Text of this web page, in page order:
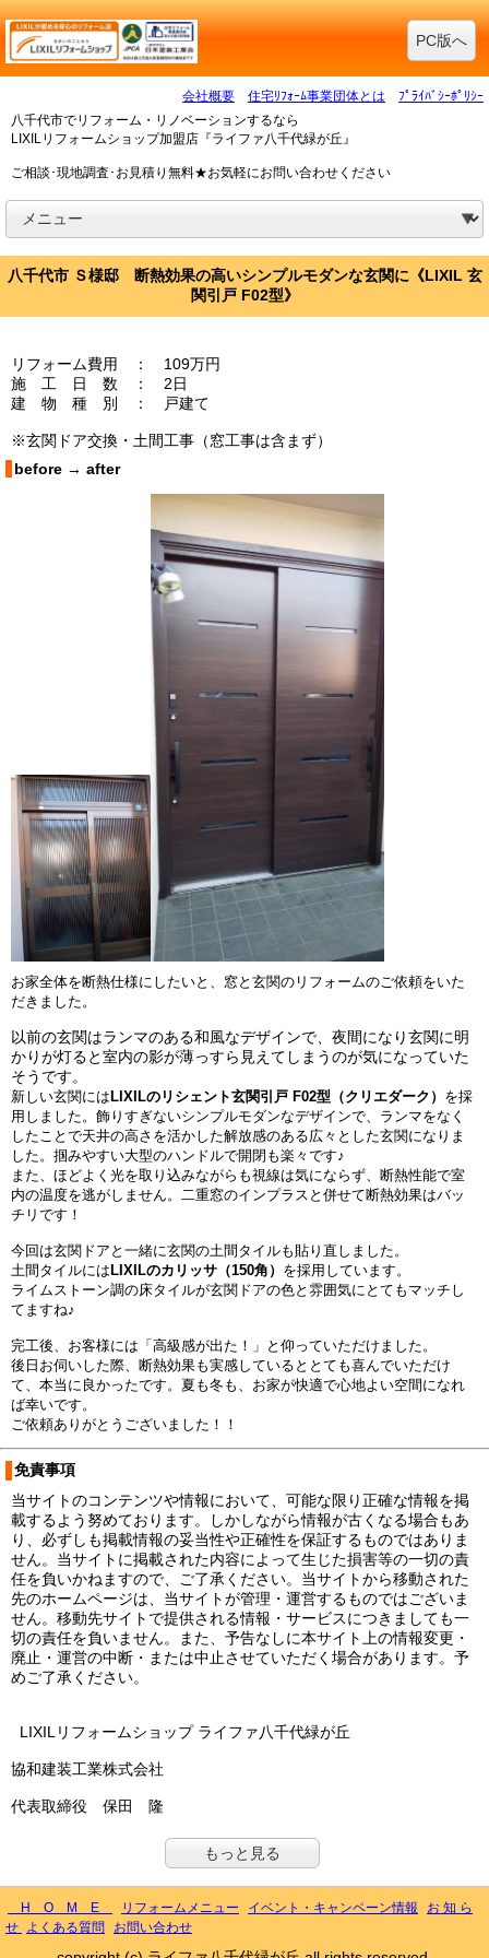
PC版へ
会社概要 住宅ﾘﾌｫｰﾑ事業団体とは
ﾌﾟﾗｲﾊﾞｼｰﾎﾟﾘｼｰ
八千代市でリフォーム・リノベーションするなら
LIXILリフォームショップ加盟店『ライファ八千代緑が丘』
ご相談･現地調査･お見積り無料★お気軽にお問い合わせください
八千代市 Ｓ様邸 断熱効果の高いシンプルモダンな玄関に《LIXIL 玄
関引戸 F02型》
リフォーム費用 ： 109万円
施 工 日 数 ： 2日
建 物 種 別 ： 戸建て
※玄関ドア交換・土間工事（窓工事は含まず）
before → after
お家全体を断熱仕様にしたいと、窓と玄関のリフォームのご依頼をいた
だきました。
以前の玄関はランマのある和風なデザインで、夜間になり玄関に明
かりが灯ると室内の影が薄っすら見えてしまうのが気になっていた
そうです。
新しい玄関には LIXILのリシェント玄関引戸 F02型（クリエダーク） を採
用しました。飾りすぎないシンプルモダンなデザインで、ランマをなく
したことで天井の高さを活かした解放感のある広々とした玄関になりま
した。掴みやすい大型のハンドルで開閉も楽々です♪
また、ほどよく光を取り込みながらも視線は気にならず、断熱性能で室
内の温度を逃がしません。二重窓のインプラスと併せて断熱効果はバッ
チリです！
今回は玄関ドアと一緒に玄関の土間タイルも貼り直しました。
土間タイルには LIXILのカリッサ（150角） を採用しています。
ライムストーン調の床タイルが玄関ドアの色と雰囲気にとてもマッチし
てますね♪
完工後、お客様には「高級感が出た！」と仰っていただけました。
後日お伺いした際、断熱効果も実感しているととても喜んでいただけ
て、本当に良かったです。夏も冬も、お家が快適で心地よい空間になれ
ば幸いです。
ご依頼ありがとうございました！！
免責事項
当サイトのコンテンツや情報において、可能な限り正確な情報を掲
載するよう努めております。しかしながら情報が古くなる場合もあ
り、必ずしも掲載情報の妥当性や正確性を保証するものではありま
せん。当サイトに掲載された内容によって生じた損害等の一切の責
任を負いかねますので、ご了承ください。当サイトから移動された
先のホームページは、当サイトが管理・運営するものではございま
せん。移動先サイトで提供される情報・サービスにつきましても一
切の責任を負いません。また、予告なしに本サイト上の情報変更・
廃止・運営の中断・または中止させていただく場合があります。予
めご了承ください。
LIXILリフォームショップ ライファ八千代緑が丘
協和建装工業株式会社
代表取締役 保田 隆
もっと見る
H O M E リフォームメニュー イベント・キャンペーン情報
お 知 ら
せ よくある質問 お問い合わせ